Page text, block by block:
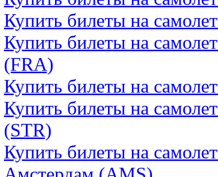
Купить билеты на
Купить билеты на
(FRA)
Купить билеты на
Купить билеты на
(STR)
Купить билеты на